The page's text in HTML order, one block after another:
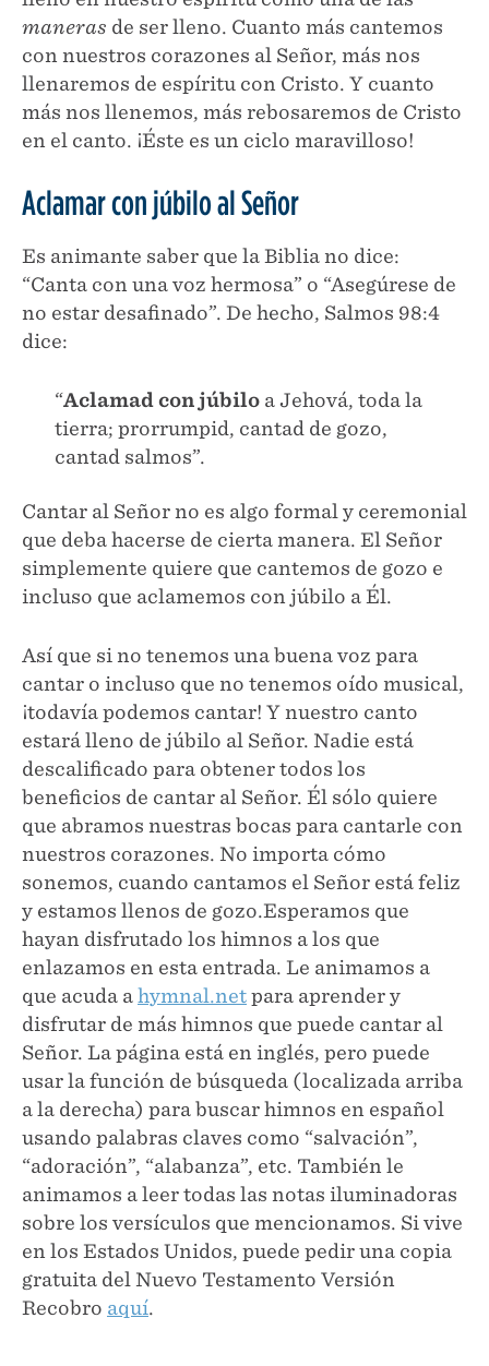
maneras de ser lleno. Cuanto más cantemos
con nuestros corazones al Señor, más nos
llenaremos de espíritu con Cristo. Y cuanto
más nos llenemos, más rebosaremos de Cristo
en el canto. ¡Éste es un ciclo maravilloso!
Aclamar con júbilo al Señor
Es animante saber que la Biblia no dice:
“Canta con una voz hermosa” o “Asegúrese de
no estar desafinado”. De hecho, Salmos 98:4
dice:
“Aclamad con júbilo a Jehová, toda la
tierra; prorrumpid, cantad de gozo,
cantad salmos”.
Cantar al Señor no es algo formal y ceremonial
que deba hacerse de cierta manera. El Señor
simplemente quiere que cantemos de gozo e
incluso que aclamemos con júbilo a Él.
Así que si no tenemos una buena voz para
cantar o incluso que no tenemos oído musical,
¡todavía podemos cantar! Y nuestro canto
estará lleno de júbilo al Señor. Nadie está
descalificado para obtener todos los
beneficios de cantar al Señor. Él sólo quiere
que abramos nuestras bocas para cantarle con
nuestros corazones. No importa cómo
sonemos, cuando cantamos el Señor está feliz
y estamos llenos de gozo.Esperamos que
hayan disfrutado los himnos a los que
enlazamos en esta entrada. Le animamos a
que acuda ahymnal.netpara aprender y
disfrutar de más himnos que puede cantar al
Señor. La página está en inglés, pero puede
usar la función de búsqueda (localizada arriba
a la derecha) para buscar himnos en español
usando palabras claves como “salvación”,
“adoración”, “alabanza”, etc. También le
animamos a leer todas las notas iluminadoras
sobre los versículos que mencionamos. Si vive
en los Estados Unidos, puede pedir una copia
gratuita del Nuevo Testamento Versión
Recobro aquí.